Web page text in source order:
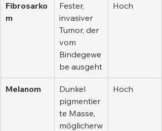
Fibrosarko
m
Fester,
invasiver
Tumor, der
vom
Bindegewe
be ausgeht
Hoch
Melanom
Dunkel
pigmentier
te Masse,
möglicherw
Hoch